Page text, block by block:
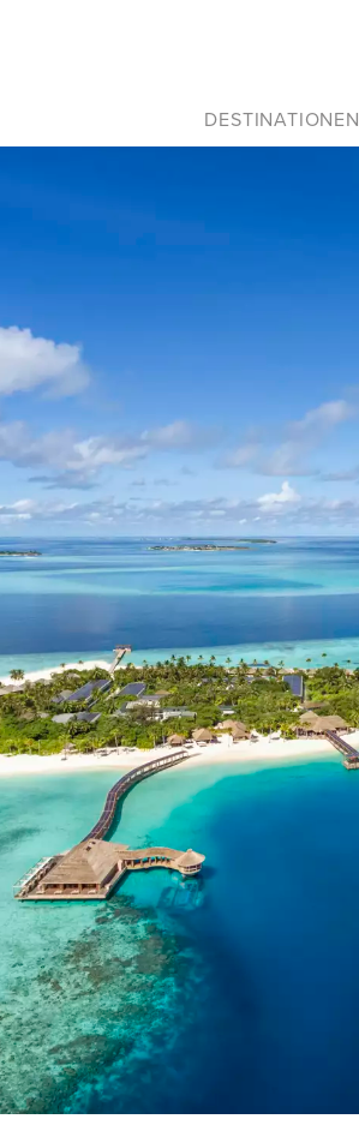
DESTINATIONEN